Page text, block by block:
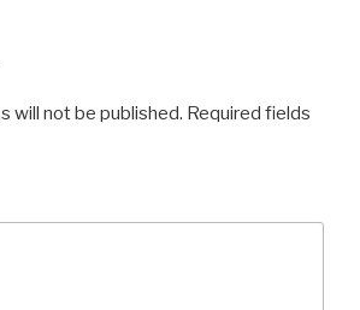
will not be published. Required fields